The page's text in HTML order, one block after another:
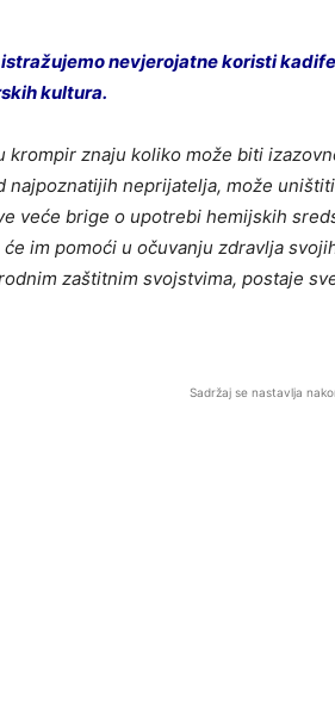
nevjerojatne koristi
kultura.
krompir znaju koliko može biti
najpoznatijih neprijatelja, može
veće brige o upotrebi hemijskih
im pomoći u očuvanju zdravlja
zaštitnim svojstvima, postaje
Sadržaj se nastavlja